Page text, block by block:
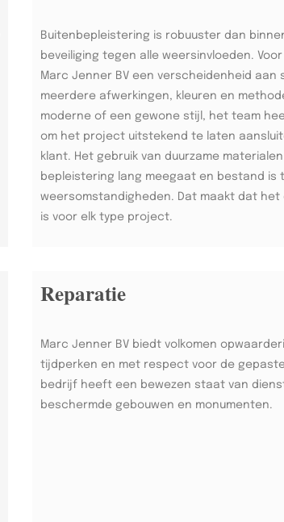
Buitenbepleistering is robuuster dan
beveiliging tegen alle weersinvloeden.
Marc Jenner BV een verscheidenheid
meerdere afwerkingen, kleuren en
moderne of een gewone stijl, het team
om het project uitstekend te laten
klant. Het gebruik van duurzame
bepleistering lang meegaat en bestand is
weersomstandigheden. Dat maakt dat
is voor elk type project.
Reparatie
Marc Jenner BV biedt volkomen
tijdperken en met respect voor de
bedrijf heeft een bewezen staat van
beschermde gebouwen en monumenten.